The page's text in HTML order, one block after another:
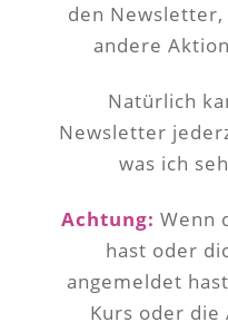
den
andere
Natürlich
Newsletter
was ich
Achtung: Wenn
hast oder
angemeldet
Kurs oder